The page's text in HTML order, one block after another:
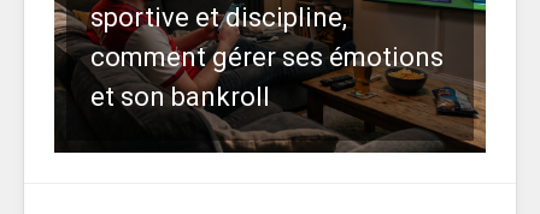
sportive et discipline,
comment gérer ses émotions
et son bankroll